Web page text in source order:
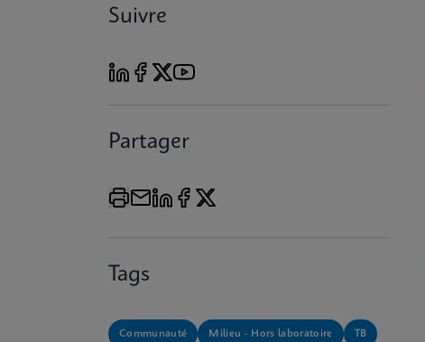
Suivre
Partager
Tags
Communauté Milieu - Hors laboratoire TB